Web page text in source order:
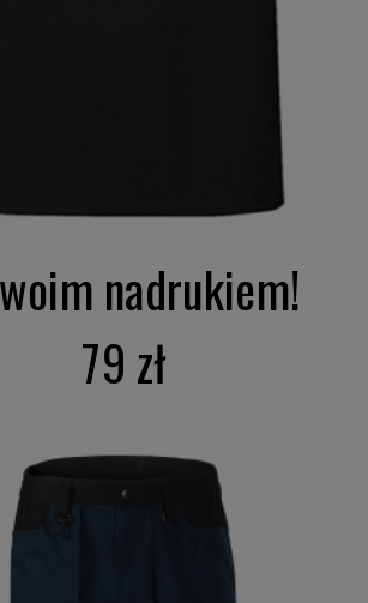
nadrukiem!
79 zł